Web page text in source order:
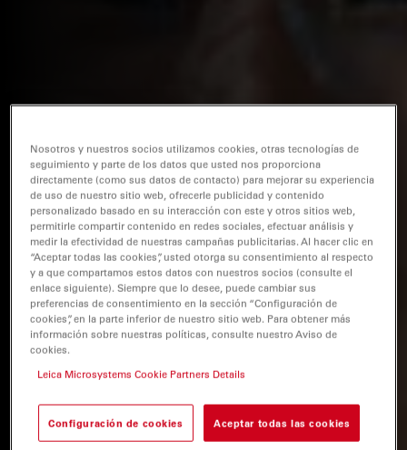
Nosotros y nuestros socios utilizamos cookies, otras tecnologías de
seguimiento y parte de los datos que usted nos proporciona
directamente (como sus datos de contacto) para mejorar su experiencia
de uso de nuestro sitio web, ofrecerle publicidad y contenido
personalizado basado en su interacción con este y otros sitios web,
permitirle compartir contenido en redes sociales, efectuar análisis y
medir la efectividad de nuestras campañas publicitarias. Al hacer clic en
“Aceptar todas las cookies”, usted otorga su consentimiento al respecto
y a que compartamos estos datos con nuestros socios (consulte el
enlace siguiente). Siempre que lo desee, puede cambiar sus
preferencias de consentimiento en la sección “Configuración de
cookies”, en la parte inferior de nuestro sitio web. Para obtener más
información sobre nuestras políticas, consulte nuestro Aviso de
cookies.
Leica Microsystems Cookie Partners Details
Configuración de cookies Aceptar todas las cookies